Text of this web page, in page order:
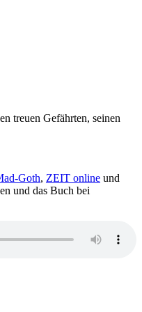
treuen Gefährten, seinen
Goth, ZEIT online und
und das Buch bei